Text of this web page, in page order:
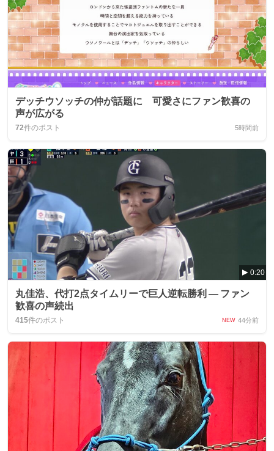
デッチウソッチの仲が話題に 可愛さにファン歓喜の
声が広がる
72件のポスト 5時間前
0:20
丸佳浩、代打2点タイムリーで巨人逆転勝利 — ファン
歓喜の声続出
415件のポスト NEW 44分前